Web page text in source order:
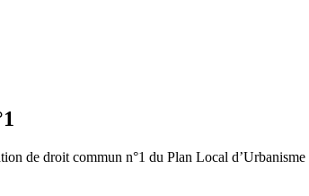
de droit commun n°1 du Plan Local